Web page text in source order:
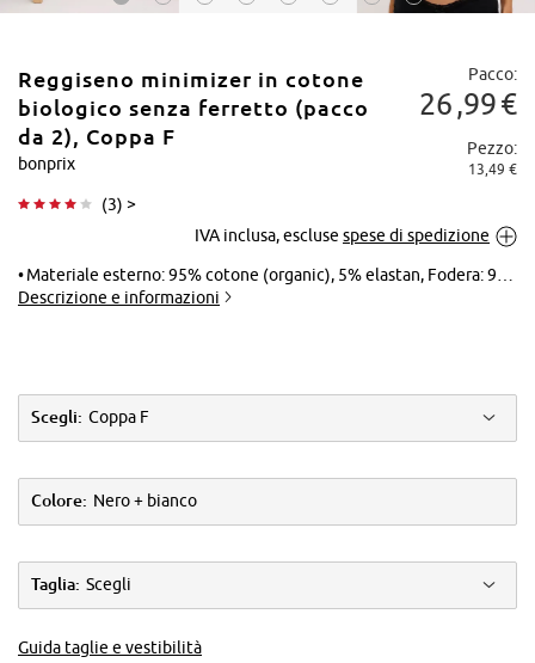
Reggiseno minimizer in cotone
biologico senza ferretto (pacco
da 2), Coppa F
bonprix
(3) >
Pacco:
26 99€
Pezzo:
13,49 €
IVA inclusa, escluse spese di spedizione
Materiale esterno: 95% cotone (organic), 5% elastan, Fodera: 95% cotone (organic), 5% elastan, Pizzo: 90% poliammide, 10% elastan
Descrizione e informazioni
Scegli: Coppa F
Colore: Nero + bianco
Taglia: Scegli
Guida taglie e vestibilità